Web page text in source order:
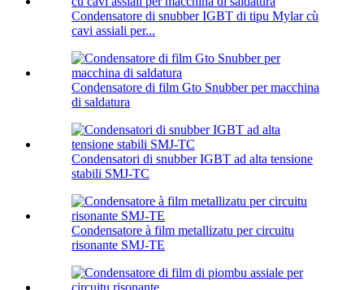
Condensatore di snubber IGBT di tipu Mylar cù
cavi assiali per...
Condensatore di film Gto Snubber per macchina
di saldatura
Condensatori di snubber IGBT ad alta tensione
stabili SMJ-TC
Condensatore à film metallizatu per circuitu
risonante SMJ-TE